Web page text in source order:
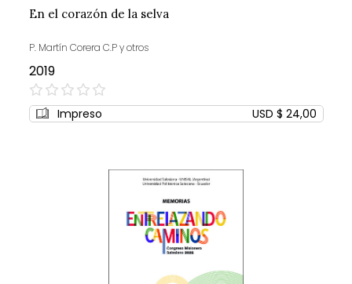
En el corazón de la selva
P. Martín Corera C.P y otros
2019
0%
Impreso USD $ 24,00